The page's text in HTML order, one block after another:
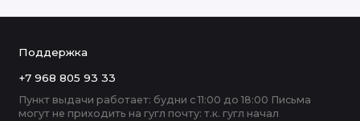
Поддержка
+7 968 805 93 33
Пункт выдачи работает: будни с 11:00 до 18:00 Письма
могут не приходить на гугл почту: т.к. гугл начал